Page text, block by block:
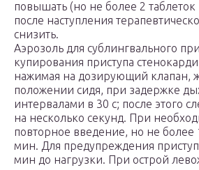
повышать (но не более 2
после наступления
снизить.
Аэрозоль для сублингвального
купирования приступа
нажимая на дозирующий клапан,
положении сидя, при задержке
интервалами в 30 с; после этого
на несколько секунд. При
повторное введение, но не более
мин. Для предупреждения
мин до нагрузки. При острой